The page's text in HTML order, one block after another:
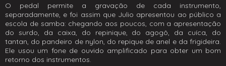
O pedal permite a gravação de cada instrumento,
separadamente, e foi assim que Julio apresentou ao público a
escola de samba: chegando aos poucos, com a apresentação
do surdo, da caixa, do repinique, do agogô, da cuíca, do
tantan, do pandeiro de nylon, do repique de anel e da frigideira.
Ele usou um fone de ouvido amplificado para obter um bom
retorno dos instrumentos.